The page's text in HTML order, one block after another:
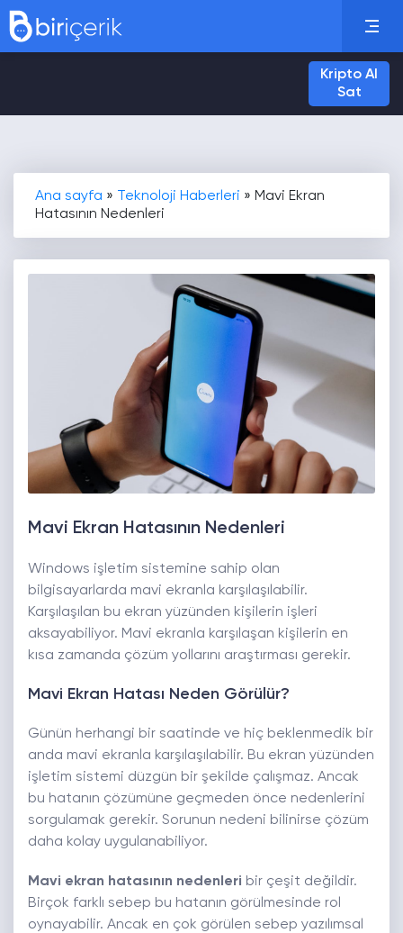
Kripto Al
Sat
Ana sayfa » Teknoloji Haberleri » Mavi Ekran
Hatasının Nedenleri
Mavi Ekran Hatasının Nedenleri
Windows işletim sistemine sahip olan
bilgisayarlarda mavi ekranla karşılaşılabilir.
Karşılaşılan bu ekran yüzünden kişilerin işleri
aksayabiliyor. Mavi ekranla karşılaşan kişilerin en
kısa zamanda çözüm yollarını araştırması gerekir.
Mavi Ekran Hatası Neden Görülür?
Günün herhangi bir saatinde ve hiç beklenmedik bir
anda mavi ekranla karşılaşılabilir. Bu ekran yüzünden
işletim sistemi düzgün bir şekilde çalışmaz. Ancak
bu hatanın çözümüne geçmeden önce nedenlerini
sorgulamak gerekir. Sorunun nedeni bilinirse çözüm
daha kolay uygulanabiliyor.
Mavi ekran hatasının nedenleri bir çeşit değildir.
Birçok farklı sebep bu hatanın görülmesinde rol
oynayabilir. Ancak en çok görülen sebep yazılımsal